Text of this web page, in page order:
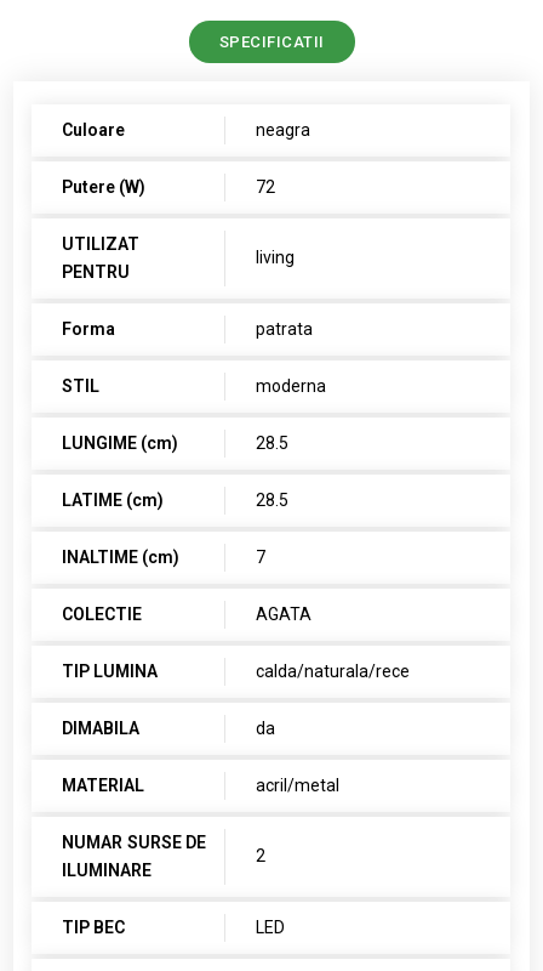
SPECIFICATII
Culoare neagra
Putere (W) 72
UTILIZAT
PENTRU
living
Forma patrata
STIL moderna
LUNGIME (cm) 28.5
LATIME (cm) 28.5
INALTIME (cm) 7
COLECTIE AGATA
TIP LUMINA calda/naturala/rece
DIMABILA da
MATERIAL acril/metal
NUMAR SURSE DE
ILUMINARE
2
TIP BEC LED